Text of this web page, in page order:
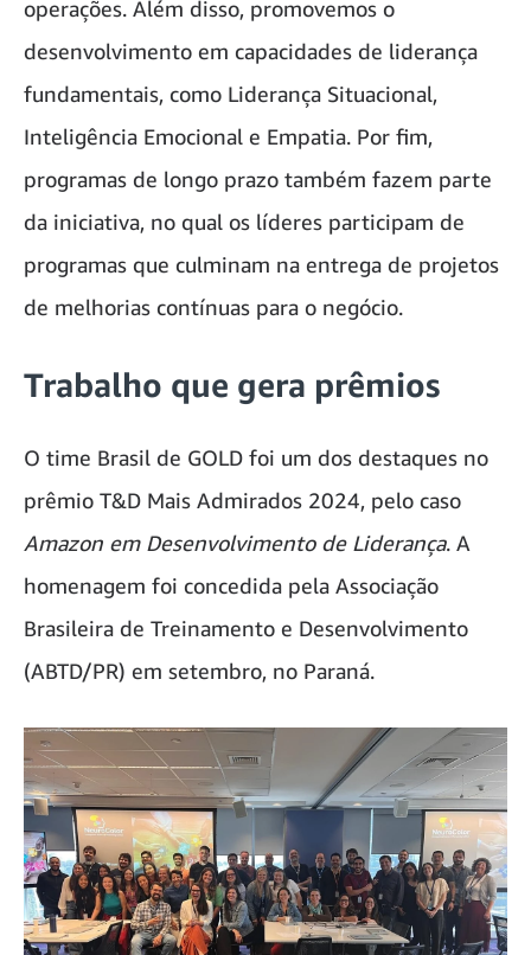
operações. Além disso, promovemos o
desenvolvimento em capacidades de liderança
fundamentais, como Liderança Situacional,
Inteligência Emocional e Empatia. Por fim,
programas de longo prazo também fazem parte
da iniciativa, no qual os líderes participam de
programas que culminam na entrega de projetos
de melhorias contínuas para o negócio.
Trabalho que gera prêmios
O time Brasil de GOLD foi um dos destaques no
prêmio T&D Mais Admirados 2024, pelo caso
Amazon em Desenvolvimento de Liderança. A
homenagem foi concedida pela Associação
Brasileira de Treinamento e Desenvolvimento
(ABTD/PR) em setembro, no Paraná.